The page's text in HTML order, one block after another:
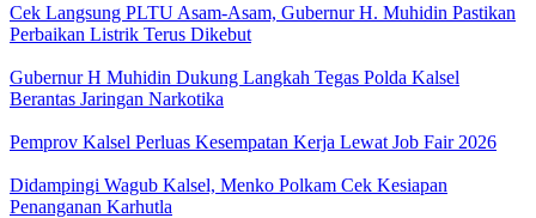
Cek Langsung PLTU Asam-Asam, Gubernur H. Muhidin Pastikan
Perbaikan Listrik Terus Dikebut
Gubernur H Muhidin Dukung Langkah Tegas Polda Kalsel
Berantas Jaringan Narkotika
Pemprov Kalsel Perluas Kesempatan Kerja Lewat Job Fair 2026
Didampingi Wagub Kalsel, Menko Polkam Cek Kesiapan
Penanganan Karhutla